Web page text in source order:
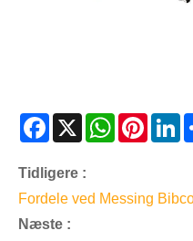
Facebook
X WhatsApp
Tidligere :
Fordele ved Messing
Næste :